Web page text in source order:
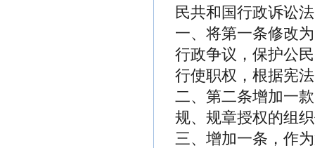
民共和国行政诉讼
一、将第一条修改
行政争议，保护公
行使职权，根据宪
二、第二条增加一
规、规章授权的组
三、增加一条，作